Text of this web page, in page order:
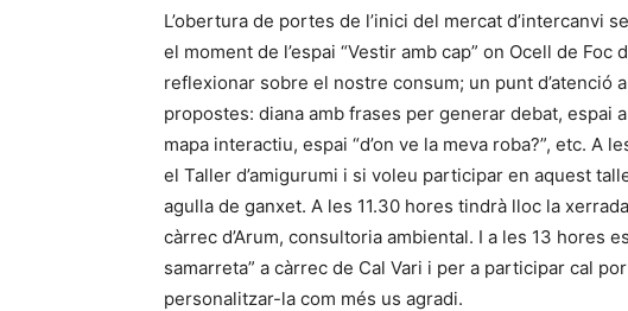
L’obertura de portes de l’inici del mercat d’intercanvi
el moment de l’espai “Vestir amb cap” on Ocell de
reflexionar sobre el nostre consum; un punt d’atenció
propostes: diana amb frases per generar debat, espai
mapa interactiu, espai “d’on ve la meva roba?”, etc. A
el Taller d’amigurumi i si voleu participar en aquest
agulla de ganxet. A les 11.30 hores tindrà lloc la
càrrec d’Arum, consultoria ambiental. I a les 13 hores
samarreta” a càrrec de Cal Vari i per a participar cal
personalitzar-la com més us agradi.